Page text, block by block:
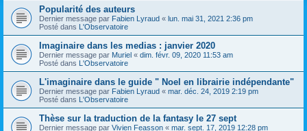
Popularité des auteurs
Dernier message par Fabien Lyraud « lun. mai 31, 2021 2:36 pm
Posté dans L'Observatoire
Imaginaire dans les medias : janvier 2020
Dernier message par Muriel « dim. févr. 09, 2020 11:53 am
Posté dans L'Observatoire
L'imaginaire dans le guide " Noel en librairie indépendante"
Dernier message par Fabien Lyraud « mar. déc. 24, 2019 2:19 pm
Posté dans L'Observatoire
Thèse sur la traduction de la fantasy le 27 sept
Dernier message par Vivien Feasson « mar. sept. 17, 2019 12:28 pm